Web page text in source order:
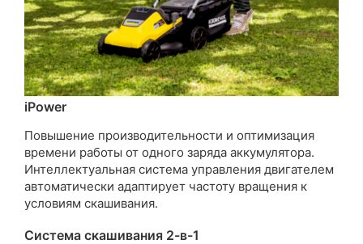
iPower
Повышение производительности и оптимизация
времени работы от одного заряда аккумулятора.
Интеллектуальная система управления двигателем
автоматически адаптирует частоту вращения к
условиям скашивания.
Система скашивания 2-в-1